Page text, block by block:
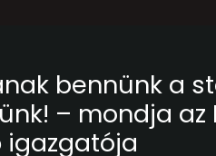
bennünk a
– mondja az
igazgatója